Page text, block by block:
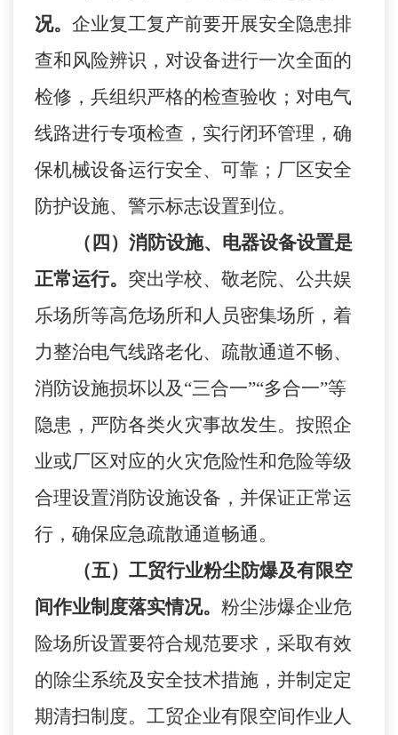
况。 企业复工复产前要开展安全隐患排
查和风险辨识，对设备进行一次全面的
检修，兵组织严格的检查验收；对电气
线路进行专项检查，实行闭环管理，确
保机械设备运行安全、可靠；厂区安全
防护设施、警示标志设置到位。
（四）消防设施、电器设备设置是
正常运行。 突出学校、敬老院、公共娱
乐场所等高危场所和人员密集场所，着
力整治电气线路老化、疏散通道不畅、
消防设施损坏以及 “三合一”“多合一”等
隐患，严防各类火灾事故发生。 按照企
业或厂区对应的火灾危险性和危险等级
合理设置消防设施设备，并保证正常运
行，确保应急疏散通道畅通。
（五）工贸行业粉尘防爆及有限空
间作业制度落实情况。 粉尘涉爆企业危
险场所设置要符合规范要求，采取有效
的除尘系统及安全技术措施，并制定定
期清扫制度。工贸企业有限空间作业人